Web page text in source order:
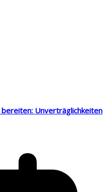
Unverträglichkeiten